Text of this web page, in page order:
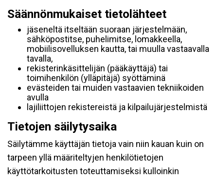
Säännönmukaiset tietolähteet
jäseneltä itseltään suoraan järjestelmään,
sähköpostitse, puhelimitse, lomakkeella,
mobiilisovelluksen kautta, tai muulla vastaavalla
tavalla,
rekisterinkäsittelijän (pääkäyttäjä) tai
toimihenkilön (ylläpitäjä) syöttäminä
evästeiden tai muiden vastaavien tekniikoiden
avulla
lajiliittojen rekistereistä ja kilpailujärjestelmistä
Tietojen säilytysaika
Säilytämme käyttäjän tietoja vain niin kauan kuin on
tarpeen yllä määriteltyjen henkilötietojen
käyttötarkoitusten toteuttamiseksi kulloinkin